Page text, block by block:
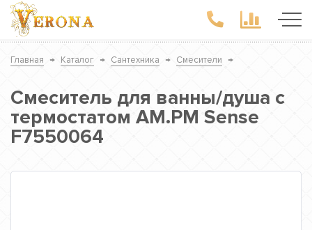
Главная → Каталог → Сантехника → Смесители →
Смеситель для ванны/душа с
термостатом AM.PM Sense
F7550064